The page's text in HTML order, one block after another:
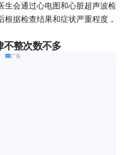
生会通过心电图和心脏超声波检
据检查结果和症状严重程度，
不整次数不多
广告